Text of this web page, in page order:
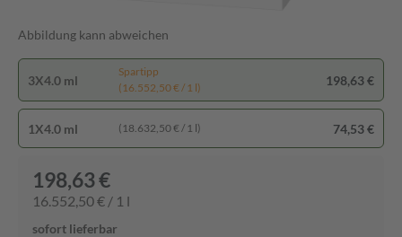
Abbildung kann abweichen
3X4.0 ml
Spartipp
(16.552,50 € / 1 l)
198,63 €
1X4.0 ml (18.632,50 € / 1 l) 74,53 €
198,63 €
16.552,50 € / 1 l
sofort lieferbar